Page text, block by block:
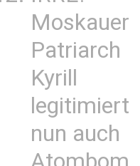
Moskauer
Patriarch
Kyrill
legitimiert
nun auch